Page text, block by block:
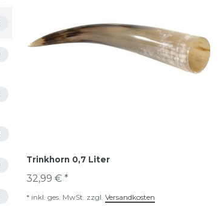
Trinkhorn 0,7 Liter
32,99 € *
* inkl. ges. MwSt. zzgl. Versandkosten